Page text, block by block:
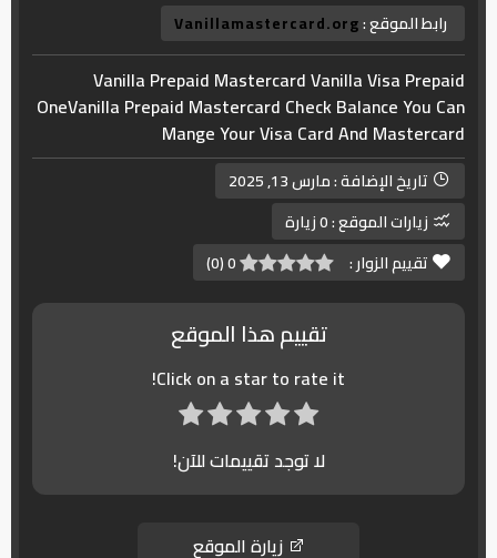
رابط الموقع :Vanillamastercard.org
Vanilla Prepaid Mastercard Vanilla Visa Prepaid
OneVanilla Prepaid Mastercard Check Balance You Can
Mange Your Visa Card And Mastercard
تاريخ الإضافة :مارس 13, 2025
زيارات الموقع :0 زيارة
تقييم الزوار :
0
(
0
)
تقييم هذا الموقع
Click on a star to rate it!
لا توجد تقييمات للآن!
زيارة الموقع